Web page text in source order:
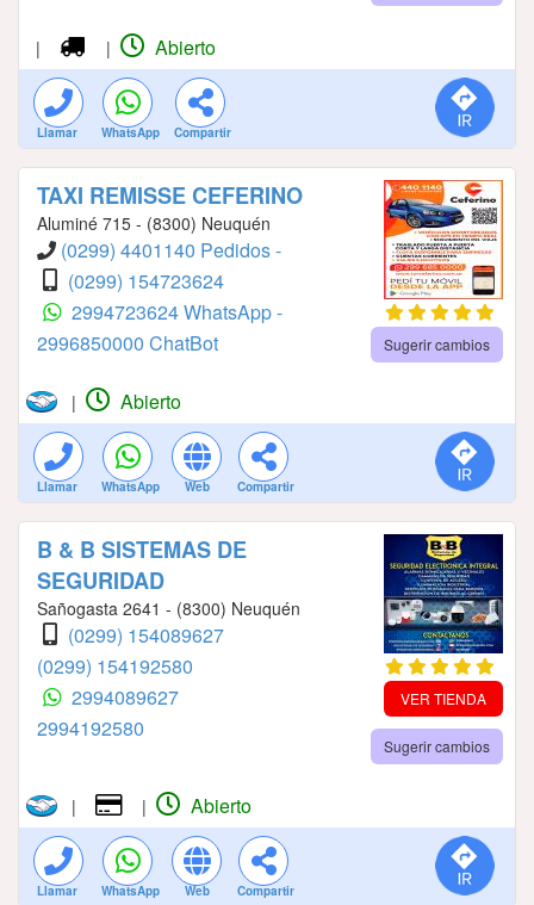
| | Abierto
Llamar WhatsApp Compartir
TAXI REMISSE CEFERINO
Aluminé 715 - (8300) Neuquén
(0299) 4401140 Pedidos -
(0299) 154723624
2994723624 WhatsApp -
2996850000 ChatBot
Sugerir cambios
| Abierto
Llamar WhatsApp Web Compartir
B & B SISTEMAS DE
SEGURIDAD
Sañogasta 2641 - (8300) Neuquén
(0299) 154089627
(0299) 154192580
2994089627
2994192580
VER TIENDA
Sugerir cambios
| | Abierto
Llamar WhatsApp Web Compartir